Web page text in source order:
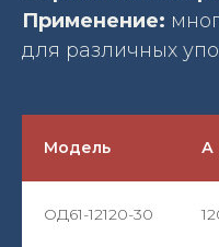
Применение:
для различных
Модель А
ОД61-12120-30